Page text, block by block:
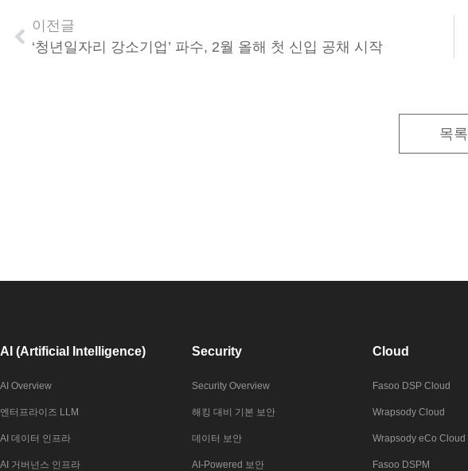
이전글
‘청년일자리 강소기업’ 파수, 2월 올해 첫 신입 공채 시작
목록
AI (Artificial Intelligence)
AI Overview
엔터프라이즈 LLM
AI 데이터 인프라
AI 거버넌스 인프라
Security
Security Overview
해킹 대비 기본 보안
데이터 보안
AI-Powered 보안
Cloud
Fasoo DSP Cloud
Wrapsody Cloud
Wrapsody eCo Cloud
Fasoo DSPM